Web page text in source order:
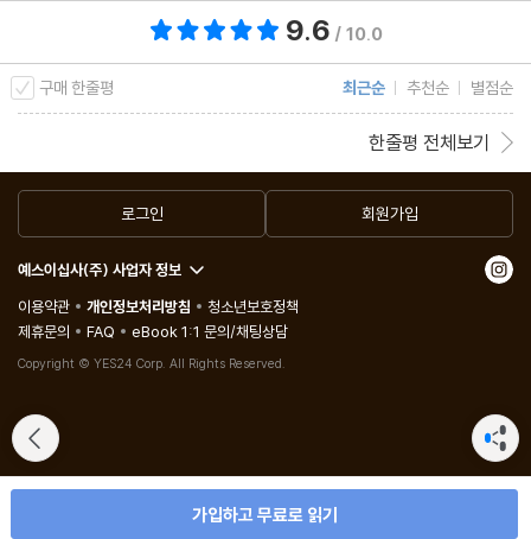
9.6 / 10.0
구매 한줄평 최근순 추천순 별점순
한줄평 전체보기
가입하고 무료로 읽기
로그인 회원가입
예스이십사(주) 사업자 정보
이용약관
개인정보처리방침
청소년보호정책
제휴문의
FAQ eBook 1:1 문의/채팅상담
Copyright © YES24 Corp. All Rights Reserved.